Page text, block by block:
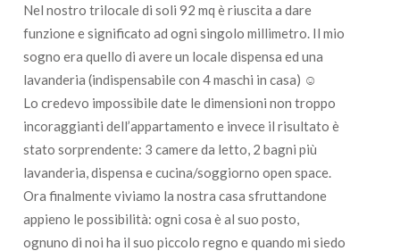
Nel nostro trilocale di soli 92 mq è riuscita a dare
funzione e significato ad ogni singolo millimetro. Il mio
sogno era quello di avere un locale dispensa ed una
lavanderia (indispensabile con 4 maschi in casa) ☺
Lo credevo impossibile date le dimensioni non troppo
incoraggianti dell’appartamento e invece il risultato è
stato sorprendente: 3 camere da letto, 2 bagni più
lavanderia, dispensa e cucina/soggiorno open space.
Ora finalmente viviamo la nostra casa sfruttandone
appieno le possibilità: ogni cosa è al suo posto,
ognuno di noi ha il suo piccolo regno e quando mi siedo